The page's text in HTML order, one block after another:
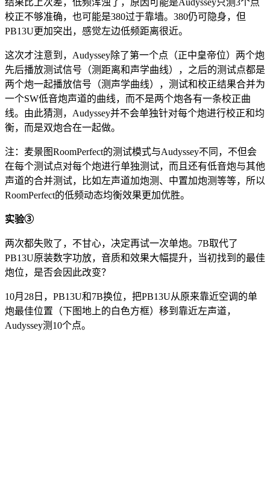
结果比上次差，低频浑浊了，原因可能是Audyssey只测3个点
校正不够准确，也可能是380过于靠墙。380仍可隐身，但
PB13U更加突出，感觉左边低频距离很近。
这次才注意到，Audyssey除了第一个点（正中皇帝位）两个炮
先后播放测试信号（测距离和声学曲线），之后的测试点都是
两个炮一起播放信号（测声学曲线），测试和校正结果合并为
一个SW低音炮声道的曲线，而不是两个炮各有一条校正曲
线。由此猜测，Audyssey并不会单独针对每个炮进行校正和均
衡，而是双炮合在一起做。
注：麦景图RoomPerfect的测试模式与Audyssey不同，不但会
在每个测试点对每个炮进行单独测试，而且还有低音炮与其他
声道的合并测试，比如左声道加炮测、中置加炮测等等，所以
RoomPerfect的低频动态均衡效果更加优胜。
实验③
两次都失败了，不甘心，决定再试一次单炮。7B取代了
PB13U原装数字功放，音质和效果大幅提升，当初找到的最佳
炮位，是否会因此改变？
10月28日，PB13U和7B换位，把PB13U从原来靠近空调的单
炮最佳位置（下图地上的白色方框）移到靠近左声道，
Audyssey测10个点。